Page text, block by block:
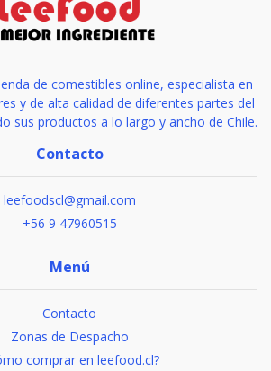
de comestibles online, especialista en
y de alta calidad de diferentes partes del
sus productos a lo largo y ancho de Chile.
Contacto
leefoodscl@gmail.com
+56 9 47960515
Menú
Contacto
Zonas de Despacho
comprar en leefood.cl?